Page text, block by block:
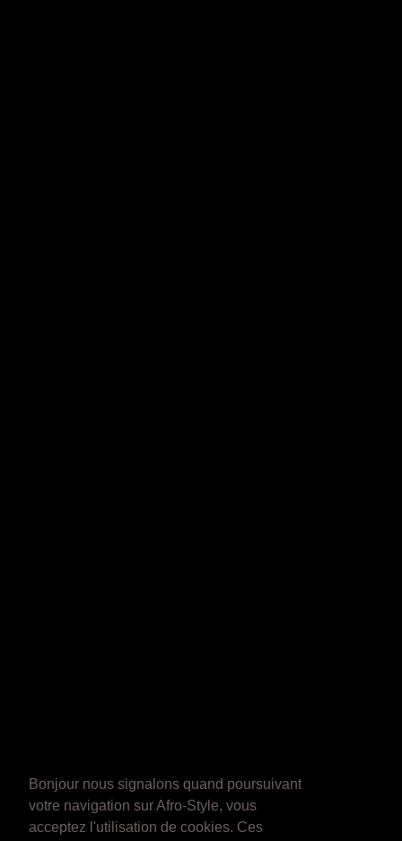
Bonjour nous signalons quand poursuivant
votre navigation sur Afro-Style, vous
acceptez l'utilisation de cookies. Ces